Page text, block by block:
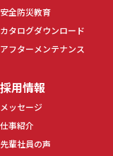
安全防災教育
カタログダウンロード
アフターメンテナンス
採用情報
メッセージ
仕事紹介
先輩社員の声